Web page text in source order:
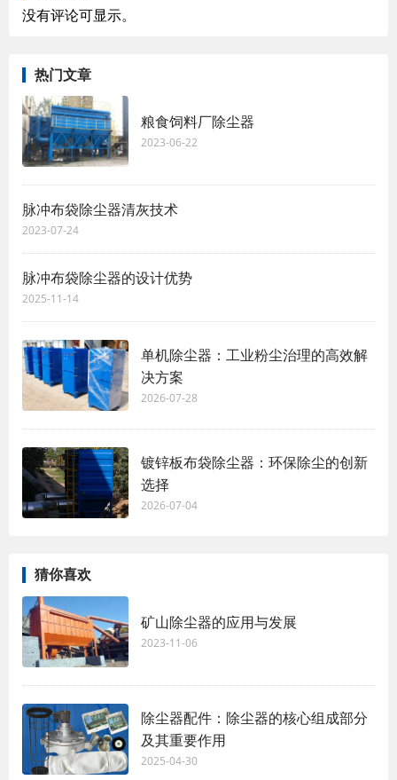
没有评论可显示。
热门文章
粮食饲料厂除尘器
2023-06-22
脉冲布袋除尘器清灰技术
2023-07-24
脉冲布袋除尘器的设计优势
2025-11-14
单机除尘器：工业粉尘治理的高效解
决方案
2026-07-28
镀锌板布袋除尘器：环保除尘的创新
选择
2026-07-04
猜你喜欢
矿山除尘器的应用与发展
2023-11-06
除尘器配件：除尘器的核心组成部分
及其重要作用
2025-04-30